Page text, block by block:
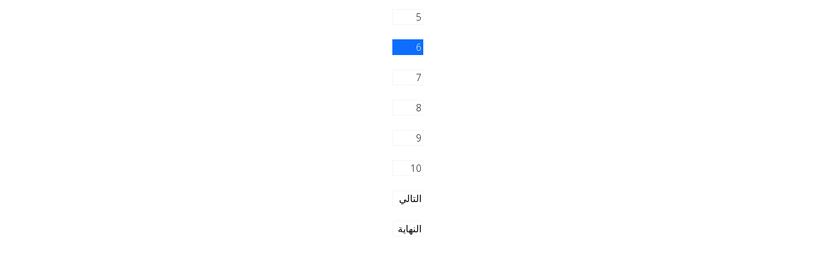
5
6
7
8
9
10
التالي
النهاية